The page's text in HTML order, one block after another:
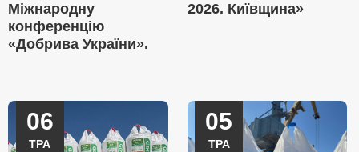
Міжнародну
конференцію
«Добрива України».
2026. Київщина»
06
ТРА
05
ТРА